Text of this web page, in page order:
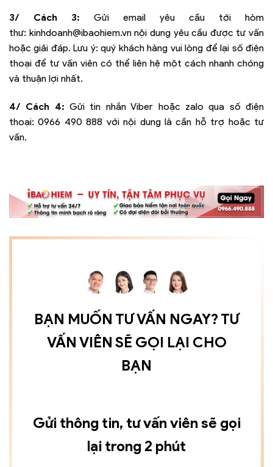
3/ Cách 3: Gửi email yêu cầu tới hòm
thư: kinhdoanh@ibaohiem.vnnội dung yêu cầu được tư vấn
hoặc giải đáp. Lưu ý: quý khách hàng vui lòng để lại số điện
thoại để tư vấn viên có thể liên hệ một cách nhanh chóng
và thuận lợi nhất.
4/ Cách 4: Gửi tin nhắn Viber hoặc zalo qua số điện
thoại:0966 490 888 với nội dung là cần hỗ trợ hoặc tư
vấn.
BẠN MUỐN TƯ VẤN NGAY? TƯ
VẤN VIÊN SẼ GỌI LẠI CHO
BẠN
Gửi thông tin, tư vấn viên sẽ gọi
lại trong 2 phút